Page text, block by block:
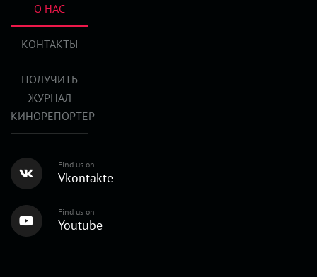
О НАС
КОНТАКТЫ
ПОЛУЧИТЬ
ЖУРНАЛ
КИНОРЕПОРТЕР
Find us on
Vkontakte
Find us on
Youtube